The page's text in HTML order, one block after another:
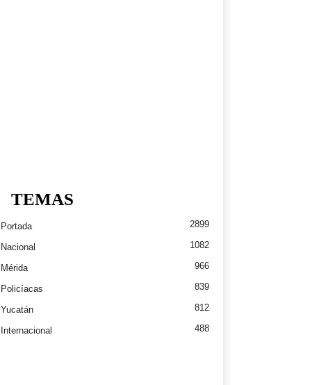
TEMAS
Portada 2899
Nacional 1082
Mérida 966
Policíacas 839
Yucatán 812
Internacional 488